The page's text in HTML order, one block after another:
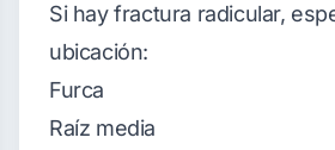
Si hay fractura radicular,
ubicación:
Furca
Raíz media